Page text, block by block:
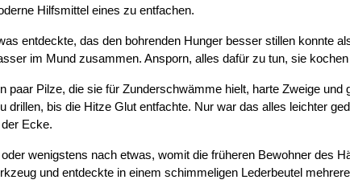
Hilfsmittel eines zu entfachen.
entdeckte, das den bohrenden Hunger besser stillen konnte
im Mund zusammen. Ansporn, alles dafür zu tun, sie
paar Pilze, die sie für Zunderschwämme hielt, harte Zweige und
bis die Hitze Glut entfachte. Nur war das alles leichter
Ecke.
wenigstens nach etwas, womit die früheren Bewohner des
und entdeckte in einem schimmeligen Lederbeutel